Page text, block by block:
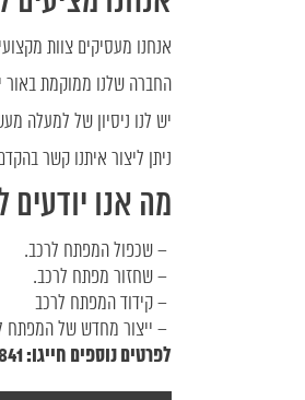
אנחנו מעסיקים צוות
החברה שלנו ממוקמת באור
יש לנו ניסיון של למעלה
ניתן ליצור איתנו קשר
מה אנו יודעים
– שכפול המפתח לרכב.
– שחזור מפתח לרכב.
– קידוד המפתח לרכב
– ייצור מחדש של המפתח
לפרטים נוספים חייגו: 0722-657-841 או פשוט תגיעו אלינו לכתובת: משה אביב 14 אור יהודה.